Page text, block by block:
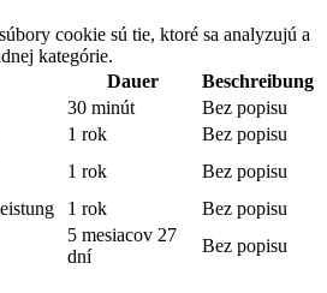
cookie sú tie, ktoré sa analyzujú a
kategórie.
Dauer
Beschreibung
30 minút
Bez popisu
1 rok
Bez popisu
1 rok
Bez popisu
1 rok
Bez popisu
5 mesiacov 27
dní
Bez popisu